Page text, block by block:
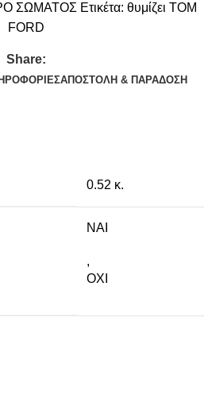
ΣΩΜΑΤΟΣ Ετικέτα: θυμίζει TOM
FORD
Share:
ΑΠΟΣΤΟΛΉ & ΠΑΡΆΔΟΣΗ
0.52 κ.
NAI
,
ΟΧΙ